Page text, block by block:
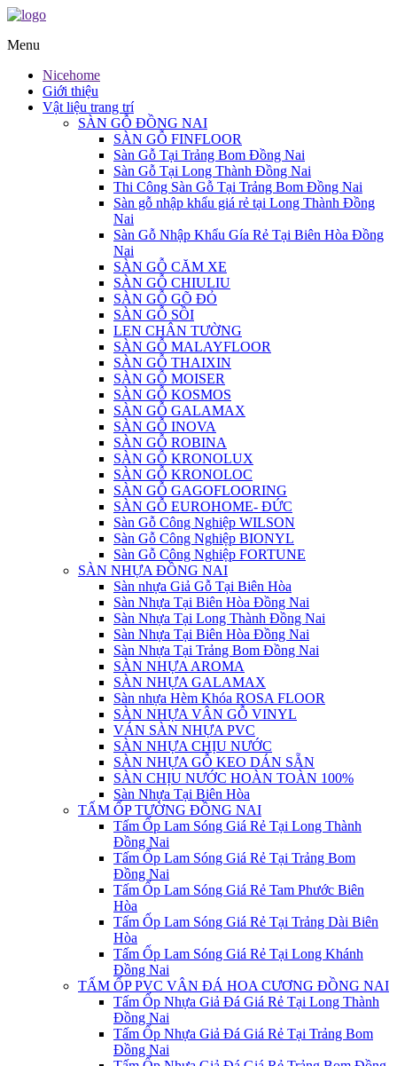
Menu
Nicehome
Giới thiệu
Vật liệu trang trí
SÀN GỖ ĐỒNG NAI
SÀN GỖ FINFLOOR
Sàn Gỗ Tại Trảng Bom Đồng Nai
Sàn Gỗ Tại Long Thành Đồng Nai
Thi Công Sàn Gỗ Tại Trảng Bom Đồng Nai
Sàn gỗ nhập khẩu giá rẻ tại Long Thành Đồng
Nai
Sàn Gỗ Nhập Khẩu Gía Rẻ Tại Biên Hòa Đồng
Nai
SÀN GỖ CĂM XE
SÀN GỖ CHIULIU
SÀN GỖ GÕ ĐỎ
SÀN GỖ SỒI
LEN CHÂN TƯỜNG
SÀN GỖ MALAYFLOOR
SÀN GỖ THAIXIN
SÀN GỖ MOISER
SÀN GỖ KOSMOS
SÀN GỖ GALAMAX
SÀN GỖ INOVA
SÀN GỖ ROBINA
SÀN GỖ KRONOLUX
SÀN GỖ KRONOLOC
SÀN GỖ GAGOFLOORING
SÀN GỖ EUROHOME- ĐỨC
Sàn Gỗ Công Nghiệp WILSON
Sàn Gỗ Công Nghiệp BIONYL
Sàn Gỗ Công Nghiệp FORTUNE
SÀN NHỰA ĐỒNG NAI
Sàn nhựa Giả Gỗ Tại Biên Hòa
Sàn Nhựa Tại Biên Hòa Đồng Nai
Sàn Nhựa Tại Long Thành Đồng Nai
Sàn Nhựa Tại Biên Hòa Đồng Nai
Sàn Nhựa Tại Trảng Bom Đồng Nai
SÀN NHỰA AROMA
SÀN NHỰA GALAMAX
Sàn nhựa Hèm Khóa ROSA FLOOR
SÀN NHỰA VÂN GỖ VINYL
VÁN SÀN NHỰA PVC
SÀN NHỰA CHỊU NƯỚC
SÀN NHỰA GỖ KEO DÁN SẴN
SÀN CHỊU NƯỚC HOÀN TOÀN 100%
Sàn Nhựa Tại Biên Hòa
TẤM ỐP TƯỜNG ĐỒNG NAI
Tấm Ốp Lam Sóng Giá Rẻ Tại Long Thành
Đồng Nai
Tấm Ốp Lam Sóng Giá Rẻ Tại Trảng Bom
Đồng Nai
Tấm Ốp Lam Sóng Giá Rẻ Tam Phước Biên
Hòa
Tấm Ốp Lam Sóng Giá Rẻ Tại Trảng Dài Biên
Hòa
Tấm Ốp Lam Sóng Giá Rẻ Tại Long Khánh
Đồng Nai
TẤM ỐP PVC VÂN ĐÁ HOA CƯƠNG ĐỒNG NAI
Tấm Ốp Nhựa Giả Đá Giá Rẻ Tại Long Thành
Đồng Nai
Tấm Ốp Nhựa Giả Đá Giá Rẻ Tại Trảng Bom
Đồng Nai